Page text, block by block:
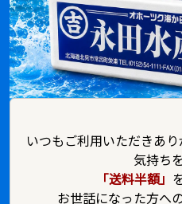
いつもご利用いただきあ
気持ち
「送料半額」
お世話になった方へ